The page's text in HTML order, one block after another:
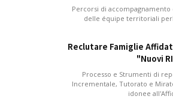
Percorsi di
delle équipe territoriali
Reclutare Famiglie
"Nuovi
Processo e Strumenti di
Incrementale, Tutorato e
idonee